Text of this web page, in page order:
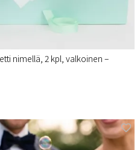
nimellä, 2 kpl, valkoinen –